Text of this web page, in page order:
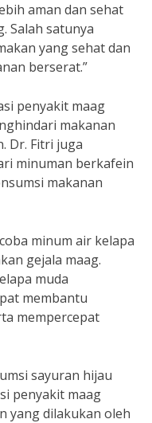
aman dan sehat
Salah satunya
yang sehat dan
berserat.”
penyakit maag
makanan
Dr. Fitri juga
minuman berkafein
makanan
minum air kelapa
gejala maag.
muda
membantu
mempercepat
sayuran hijau
penyakit maag
yang dilakukan oleh